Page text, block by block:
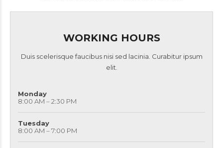
WORKING HOURS
Duis scelerisque faucibus nisi sed lacinia. Curabitur ipsum
elit.
Monday
8:00 AM – 2:30 PM
Tuesday
8:00 AM – 7:00 PM